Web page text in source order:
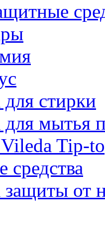
для стирки
для мытья
Tip-
средства
защиты от